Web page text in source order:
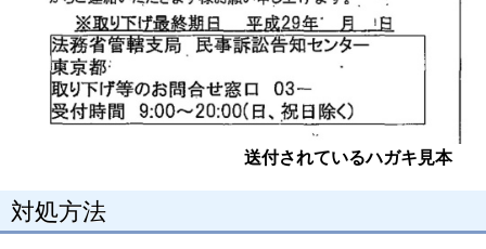
送付されているハガキ見本
対処方法